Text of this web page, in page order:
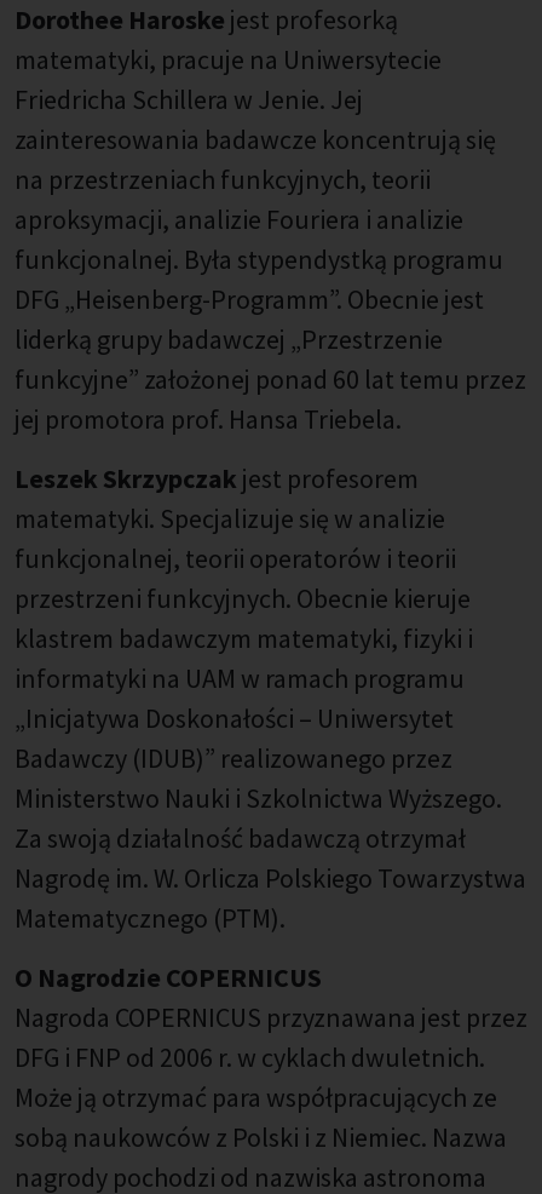
Dorothee Haroske jest profesorką
matematyki, pracuje na Uniwersytecie
Friedricha Schillera w Jenie. Jej
zainteresowania badawcze koncentrują się
na przestrzeniach funkcyjnych, teorii
aproksymacji, analizie Fouriera i analizie
funkcjonalnej. Była stypendystką programu
DFG „Heisenberg-Programm”. Obecnie jest
liderką grupy badawczej „Przestrzenie
funkcyjne” założonej ponad 60 lat temu przez
jej promotora prof. Hansa Triebela.
Leszek Skrzypczak jest profesorem
matematyki. Specjalizuje się w analizie
funkcjonalnej, teorii operatorów i teorii
przestrzeni funkcyjnych. Obecnie kieruje
klastrem badawczym matematyki, fizyki i
informatyki na UAM w ramach programu
„Inicjatywa Doskonałości – Uniwersytet
Badawczy (IDUB)” realizowanego przez
Ministerstwo Nauki i Szkolnictwa Wyższego.
Za swoją działalność badawczą otrzymał
Nagrodę im. W. Orlicza Polskiego Towarzystwa
Matematycznego (PTM).
O Nagrodzie COPERNICUS
Nagroda COPERNICUS przyznawana jest przez
DFG i FNP od 2006 r. w cyklach dwuletnich.
Może ją otrzymać para współpracujących ze
sobą naukowców z Polski i z Niemiec. Nazwa
nagrody pochodzi od nazwiska astronoma